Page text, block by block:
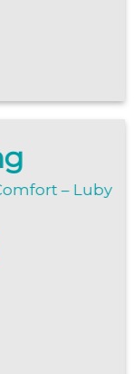
– Luby